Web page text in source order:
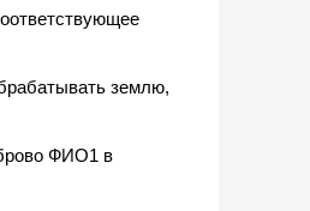
землю,
ФИО1 в